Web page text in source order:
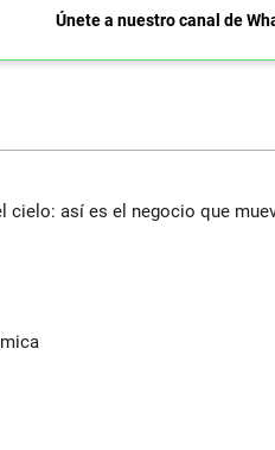
Únete a nuestro canal de
cielo: así es el negocio que